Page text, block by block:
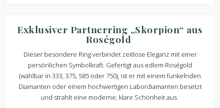
Exklusiver Partnerring „Skorpion“ aus
Roségold
Dieser besondere Ring verbindet zeitlose Eleganz mit einer
persönlichen Symbolkraft. Gefertigt aus edlem Roségold
(wählbar in 333, 375, 585 oder 750), ist er mit einem funkelnden
Diamanten oder einem hochwertigen Labordiamanten besetzt
und strahlt eine moderne, klare Schönheit aus.